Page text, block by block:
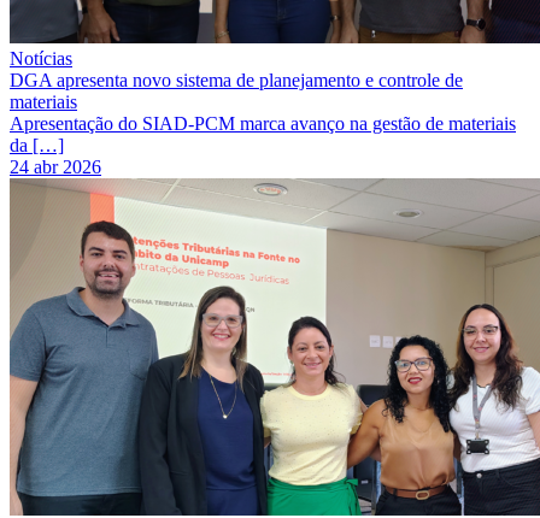
Notícias
DGA apresenta novo sistema de planejamento e controle de
materiais
Apresentação do SIAD-PCM marca avanço na gestão de materiais
da […]
24 abr 2026